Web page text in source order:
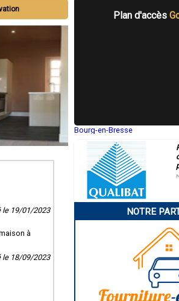
le 19/01/2023
à
le 18/09/2023
Plan d'accès
Bourg-en-Bresse
Montluçon
Manosque
Gap
Charleville-Mézières
Pamiers
Narbonne
Brive-la-Gaillarde
NOTRE